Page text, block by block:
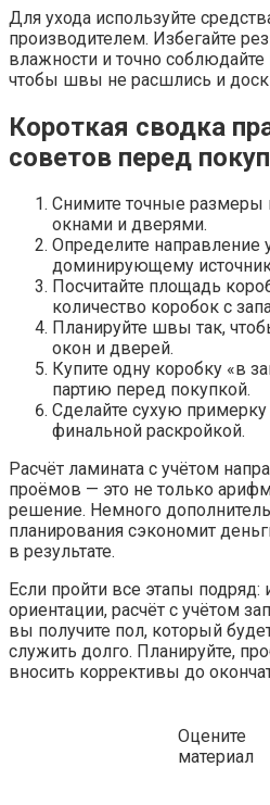
Для ухода используйте
производителем. Избегайте
влажности и точно соблюдайте
чтобы швы не расшлись и
Короткая сводка
советов перед
Снимите точные размеры
окнами и дверями.
Определите направление
доминирующему
Посчитайте площадь
количество коробок с
Планируйте швы так,
окон и дверей.
Купите одну коробку «в
партию перед покупкой.
Сделайте сухую
финальной раскройкой.
Расчёт ламината с учётом
проёмов — это не только
решение. Немного
планирования сэкономит
в результате.
Если пройти все этапы
ориентации, расчёт с учётом
вы получите пол, который
служить долго. Планируйте,
вносить коррективы до
Оцените
материал